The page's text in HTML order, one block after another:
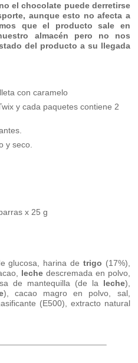
el chocolate puede derretirse
aunque esto no afecta a
que el producto sale en
almacén pero no nos
del producto a su llegada
con caramelo
y cada paquetes contiene 2
y seco.
x 25 g
glucosa, harina de trigo (17%),
leche descremada en polvo,
de mantequilla (de la leche),
), cacao magro en polvo, sal,
(E500), extracto natural